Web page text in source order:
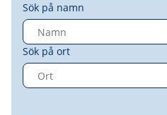
Sök på namn
Sök på ort